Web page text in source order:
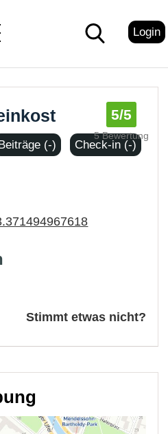
Login
5/5
5 Bewertung
(-) Check-in (-)
Stimmt etwas nicht?